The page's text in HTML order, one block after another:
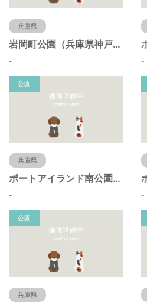
兵庫県
岩岡町公園（兵庫県神戸市）
- -
公園
兵庫県
ポートアイランド南公園（兵庫県神戸市）
- -
公園
兵庫県